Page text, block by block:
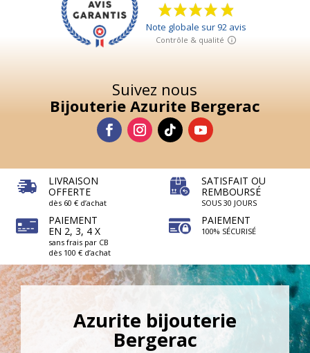
Suivez nous
Bijouterie Azurite Bergerac
LIVRAISON
OFFERTE
dès 60 € d’achat
PAIEMENT
EN 2, 3, 4 X
sans frais par CB
dès 100 € d’achat
SATISFAIT OU
REMBOURSÉ
SOUS 30 JOURS
PAIEMENT
100% SÉCURISÉ
Azurite bijouterie
Bergerac